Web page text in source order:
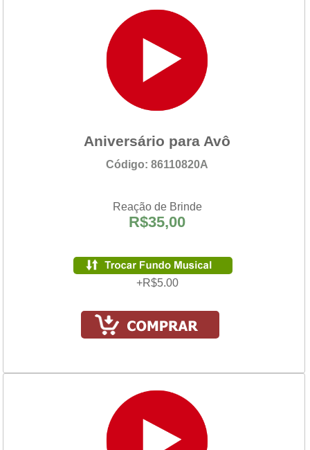
Aniversário para Avô
Código: 86110820A
Reação de Brinde
R$35,00
+R$5.00